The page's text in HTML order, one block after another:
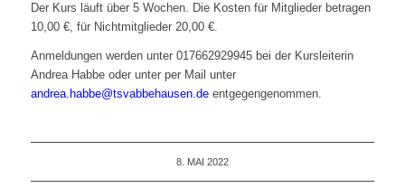
Der Kurs läuft über 5 Wochen. Die Kosten für Mitglieder betragen
10,00 €, für Nichtmitglieder 20,00 €.
Anmeldungen werden unter 017662929945 bei der Kursleiterin
Andrea Habbe oder unter per Mail unter
andrea.habbe@tsvabbehausen.deentgegengenommen.
8. MAI 2022